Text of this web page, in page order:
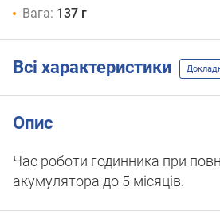
Вага: 137 г
Всі характеристики
Опис
Час роботи годинника при
акумулятора до 5 місяців.